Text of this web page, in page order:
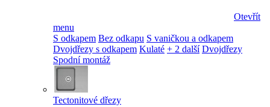
Otevřít
menu
S odkapem Bez odkapu S vaničkou a odkapem
Dvojdřezy s odkapem Kulaté + 2 další Dvojdřezy
Spodní montáž
Tectonitové dřezy